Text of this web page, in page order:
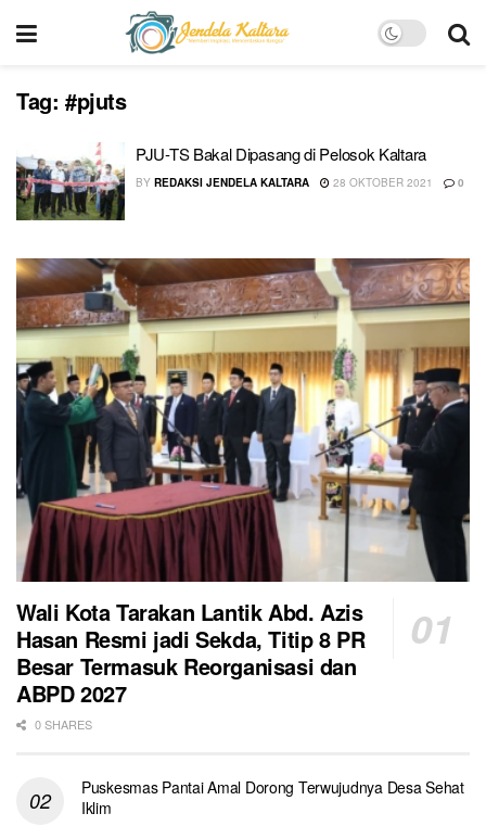
Tag: #pjuts
PJU-TS Bakal Dipasang di Pelosok Kaltara
BY REDAKSI JENDELA KALTARA 28 OKTOBER 2021 0
Wali Kota Tarakan Lantik Abd. Azis
Hasan Resmi jadi Sekda, Titip 8 PR
Besar Termasuk Reorganisasi dan
ABPD 2027
0 SHARES
Puskesmas Pantai Amal Dorong Terwujudnya Desa Sehat
Iklim